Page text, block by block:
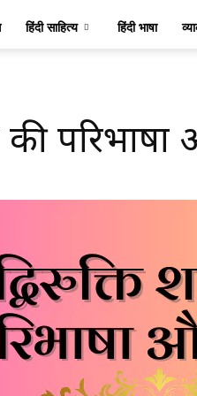
हिंदी साहित्य हिंदी भाषा
की